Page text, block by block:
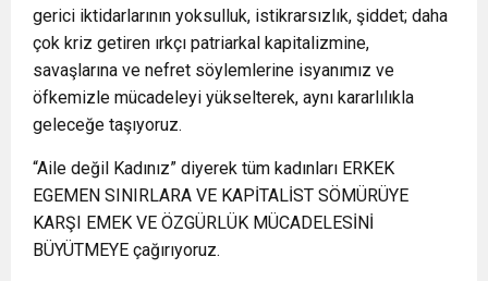
gerici iktidarlarının yoksulluk, istikrarsızlık, şiddet; daha
çok kriz getiren ırkçı patriarkal kapitalizmine,
savaşlarına ve nefret söylemlerine isyanımız ve
öfkemizle mücadeleyi yükselterek, aynı kararlılıkla
geleceğe taşıyoruz.
“Aile değil Kadınız” diyerek tüm kadınları ERKEK
EGEMEN SINIRLARA VE KAPİTALİST SÖMÜRÜYE
KARŞI EMEK VE ÖZGÜRLÜK MÜCADELESİNİ
BÜYÜTMEYE çağırıyoruz.